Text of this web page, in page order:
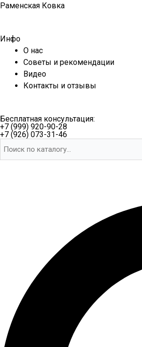
Перейти
Раменская Ковка
Инфо
О нас
Советы и рекомендации
Видео
Контакты и отзывы
Бесплатная консультация:
+7 (999) 920-90-28
+7 (926) 073-31-46